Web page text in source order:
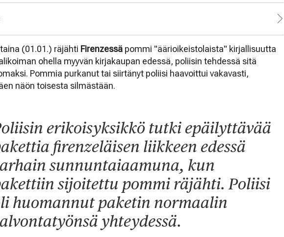
(01.01.) räjähti Firenzessä pommi "äärioikeistolaista" kirjallisuutta
ohella myyvän kirjakaupan edessä, poliisin tehdessä sitä
Pommia purkanut tai siirtänyt poliisi haavoittui vakavasti,
näön toisesta silmästään.
erikoisyksikkö tutki epäilyttävää
firenzeläisen liikkeen edessä
sunnuntaiaamuna, kun
sijoitettu pommi räjähti. Poliisi
huomannut paketin normaalin
yhteydessä.